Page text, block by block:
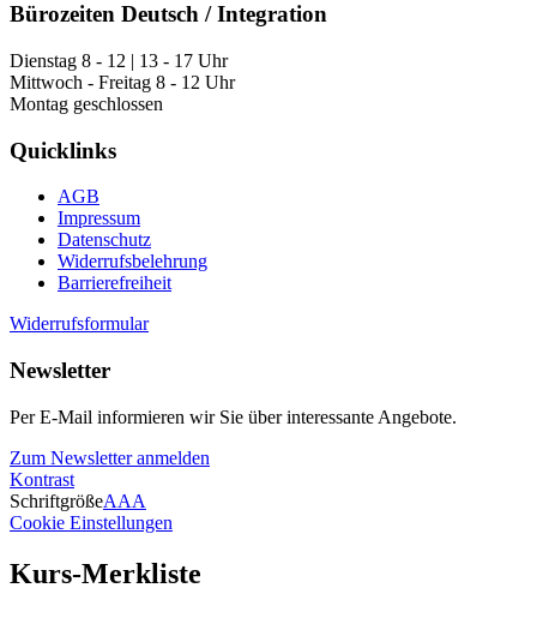
Bürozeiten Deutsch / Integration
Dienstag 8 - 12 | 13 - 17 Uhr
Mittwoch - Freitag 8 - 12 Uhr
Montag geschlossen
Quicklinks
AGB
Impressum
Datenschutz
Widerrufsbelehrung
Barrierefreiheit
Widerrufsformular
Newsletter
Per E-Mail informieren wir Sie über interessante Angebote.
Zum Newsletter anmelden
Kontrast
SchriftgrößeAAA
Cookie Einstellungen
Kurs-Merkliste